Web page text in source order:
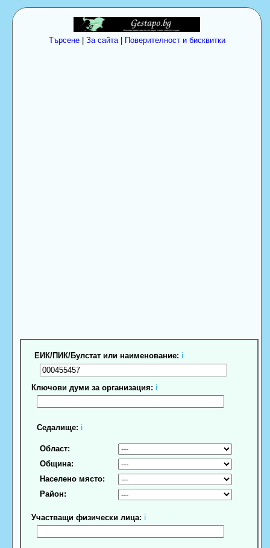
Търсене| За сайта| Поверителност и бисквитки
ЕИК/ПИК/Булстат или наименование: ℹ
Ключови думи за организация: ℹ
Седалище: ℹ
Област:
Община:
Населено място:
Район:
Участващи физически лица: ℹ